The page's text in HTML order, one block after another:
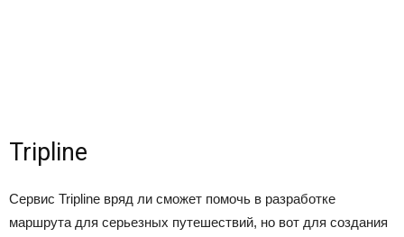
Tripline
Сервис Tripline вряд ли сможет помочь в разработке
маршрута для серьезных путешествий, но вот для создания